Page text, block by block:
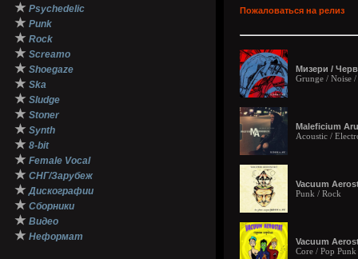
★ Psychedelic
★ Punk
★ Rock
★ Screamo
★ Shoegaze
★ Ska
★ Sludge
★ Stoner
★ Synth
★ 8-bit
★ Female Vocal
★ СНГ/Зарубеж
★ Дискографии
★ Сборники
★ Видео
★ Неформат
Пожаловаться на релиз
Мизери /
Grunge / Noise
Maleficium
Acoustic /
Vacuum
Punk / Rock
Vacuum
Core / Pop Punk